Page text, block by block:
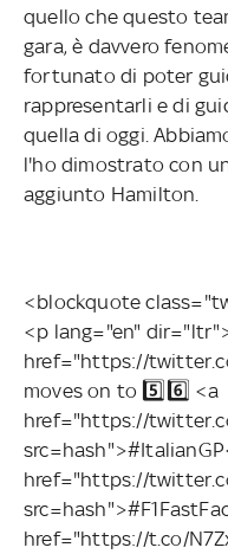
quello che questo
gara, è davvero
fortunato di poter
rappresentarli e di
quella di oggi.
l'ho dimostrato con
aggiunto Hamilton.
<blockquote
<p lang="en"
href="https://
moves on to 5️⃣6️⃣ <a
href="https://
href="https://
href="https://t.co/